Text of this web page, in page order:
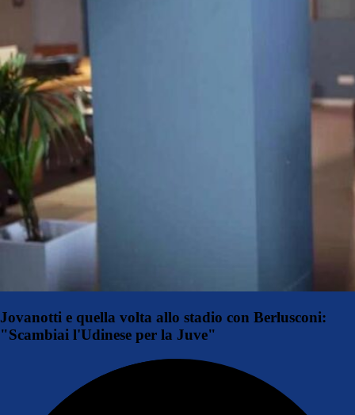
Jovanotti e quella volta allo stadio con Berlusconi:
"Scambiai l'Udinese per la Juve"